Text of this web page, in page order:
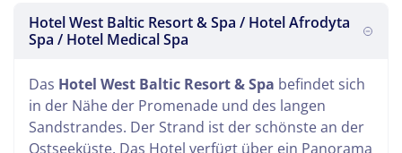
An diesen Tagen geniessen Sie Ihre
Ort.
Hotel West Baltic Resort & Spa / Hotel Afrodyta
Spa / Hotel Medical Spa
Das Hotel West Baltic Resort & Spa befindet sich
in der Nähe der Promenade und des langen
Sandstrandes. Der Strand ist der schönste an der
Ostseeküste. Das Hotel verfügt über ein Panorama